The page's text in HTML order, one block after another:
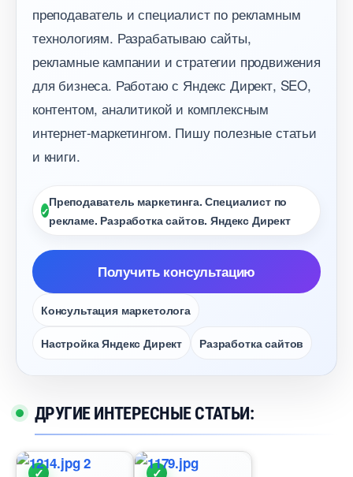
преподаватель и специалист по рекламным
технологиям. Разрабатываю сайты,
рекламные кампании и стратегии продвижения
для бизнеса. Работаю с Яндекс Директ, SEO,
контентом, аналитикой и комплексным
интернет-маркетингом. Пишу полезные статьи
и книги.
Преподаватель маркетинга. Специалист по
рекламе. Разработка сайтов. Яндекс Директ
Получить консультацию
Консультация маркетолога
Настройка Яндекс Директ Разработка сайто
ДРУГИЕ ИНТЕРЕСНЫЕ СТАТЬИ: